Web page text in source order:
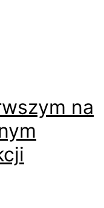
na